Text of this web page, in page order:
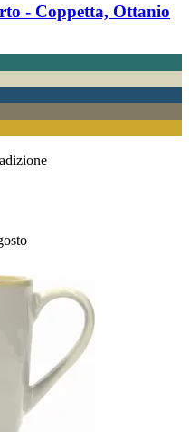
-​ Coppetta, Ottanio